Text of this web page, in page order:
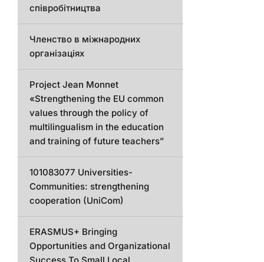
співробітництва
Членство в міжнародних
організаціях
Project Jean Monnet
«Strengthening the EU common
values through the policy of
multilingualism in the education
and training of future teachers”
101083077 Universities-
Communities: strengthening
cooperation (UniCom)
ERASMUS+ Bringing
Opportunities and Organizational
Success To Small Local